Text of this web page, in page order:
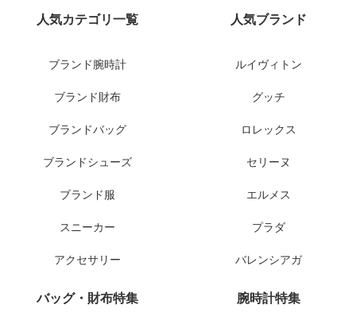
人気カテゴリ一覧
ブランド腕時計
ブランド財布
ブランドバッグ
ブランドシューズ
ブランド服
スニーカー
アクセサリー
人気ブランド
ルイヴィトン
グッチ
ロレックス
セリーヌ
エルメス
プラダ
バレンシアガ
バッグ・財布特集 腕時計特集